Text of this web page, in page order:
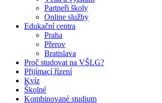
Partneři školy
Online služby
Edukační centra
Praha
Přerov
Bratislava
Proč studovat na VŠLG?
Přijímací řízení
Kvíz
Školné
Kombinované studium